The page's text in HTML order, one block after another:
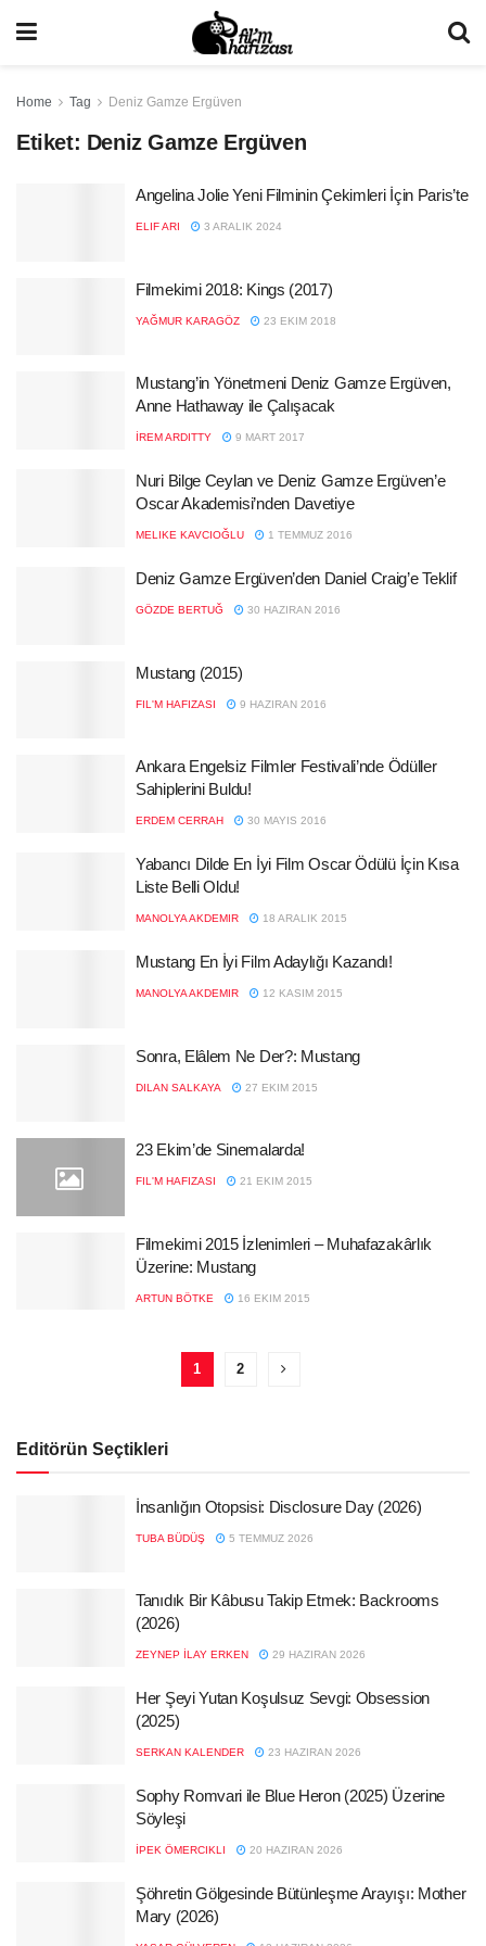
Home Tag Deniz Gamze Ergüven
Etiket: Deniz Gamze Ergüven
Angelina Jolie Yeni Filminin Çekimleri İçin Paris’te
ELIF ARI 3 ARALIK 2024
Filmekimi 2018: Kings (2017)
YAĞMUR KARAGÖZ 23 EKIM 2018
Mustang’in Yönetmeni Deniz Gamze Ergüven,
Anne Hathaway ile Çalışacak
İREM ARDITTY 9 MART 2017
Nuri Bilge Ceylan ve Deniz Gamze Ergüven’e
Oscar Akademisi’nden Davetiye
MELIKE KAVCIOĞLU 1 TEMMUZ 2016
Deniz Gamze Ergüven’den Daniel Craig’e Teklif
GÖZDE BERTUĞ 30 HAZIRAN 2016
Mustang (2015)
FIL'M HAFIZASI 9 HAZIRAN 2016
Ankara Engelsiz Filmler Festivali’nde Ödüller
Sahiplerini Buldu!
ERDEM CERRAH 30 MAYIS 2016
Yabancı Dilde En İyi Film Oscar Ödülü İçin Kısa
Liste Belli Oldu!
MANOLYA AKDEMIR 18 ARALIK 2015
Mustang En İyi Film Adaylığı Kazandı!
MANOLYA AKDEMIR 12 KASIM 2015
Sonra, Elâlem Ne Der?: Mustang
DILAN SALKAYA 27 EKIM 2015
23 Ekim’de Sinemalarda!
FIL'M HAFIZASI 21 EKIM 2015
Filmekimi 2015 İzlenimleri – Muhafazakârlık
Üzerine: Mustang
ARTUN BÖTKE 16 EKIM 2015
1 2
Editörün Seçtikleri
İnsanlığın Otopsisi: Disclosure Day (2026)
TUBA BÜDÜŞ 5 TEMMUZ 2026
Tanıdık Bir Kâbusu Takip Etmek: Backrooms
(2026)
ZEYNEP İLAY ERKEN 29 HAZIRAN 2026
Her Şeyi Yutan Koşulsuz Sevgi: Obsession
(2025)
SERKAN KALENDER 23 HAZIRAN 2026
Sophy Romvari ile Blue Heron (2025) Üzerine
Söyleşi
İPEK ÖMERCIKLI 20 HAZIRAN 2026
Şöhretin Gölgesinde Bütünleşme Arayışı: Mother
Mary (2026)